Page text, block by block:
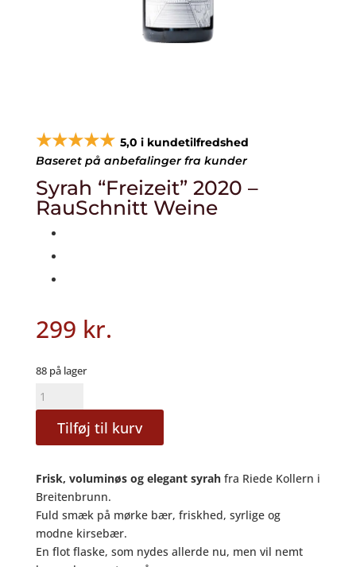
★★★★★ 5,0 i kundetilfredshed
Baseret på anbefalinger fra kunder
Syrah “Freizeit” 2020 –
RauSchnitt Weine
299 kr.
88 på lager
Syrah
"Freizeit"
2020
–
Weine
antal
Tilføj til kurv
Frisk, voluminøs og elegant syrah fra Riede Kollern i
Breitenbrunn.
Fuld smæk på mørke bær, friskhed, syrlige og
modne kirsebær.
En flot flaske, som nydes allerde nu, men vil nemt